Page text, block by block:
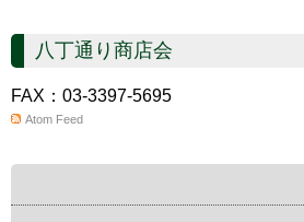
八丁通り商店会
FAX：03-3397-5695
Atom Feed